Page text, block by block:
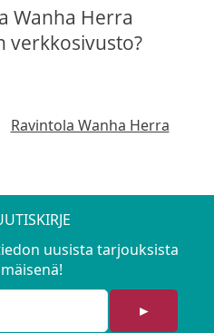
Wanha Herra
verkkosivusto?
Ravintola Wanha Herra
uusista tarjouksista
►